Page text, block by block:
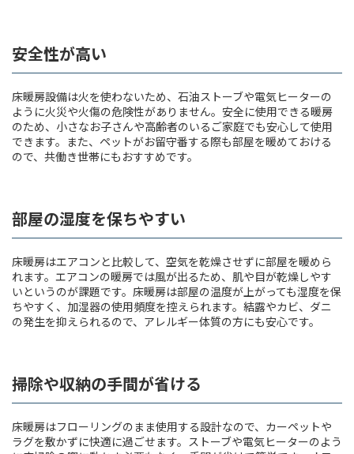
安全性が高い
床暖房設備は火を使わないため、石油ストーブや電気ヒーターの
ように火災や火傷の危険性がありません。安全に使用できる暖房
のため、小さなお子さんや高齢者のいるご家庭でも安心して使用
できます。また、ペットがお留守番する際も部屋を暖めておける
ので、共働き世帯にもおすすめです。
部屋の湿度を保ちやすい
床暖房はエアコンと比較して、空気を乾燥させずに部屋を暖めら
れます。エアコンの暖房では風が出るため、肌や目が乾燥しやす
いというのが課題です。床暖房は部屋の温度が上がっても湿度を保
ちやすく、加湿器の使用頻度を控えられます。結露やカビ、ダニ
の発生を抑えられるので、アレルギー体質の方にも安心です。
掃除や収納の手間が省ける
床暖房はフローリングのまま使用する設計なので、カーペットや
ラグを敷かずに快適に過ごせます。ストーブや電気ヒーターのよう